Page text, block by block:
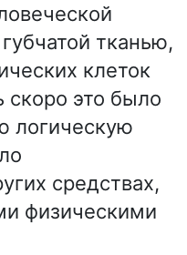
тканью,
клеток
скоро это было
логическую
средствах,
физическими